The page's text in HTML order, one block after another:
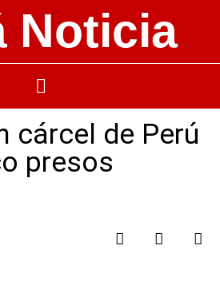
Noticia
cárcel de Perú
presos